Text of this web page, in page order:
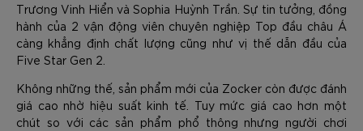
Trương Vinh Hiển và Sophia Huỳnh Trần. Sự tin tưởng, đồng
hành của 2 vận động viên chuyên nghiệp Top đầu châu Á
càng khẳng định chất lượng cũng như vị thế dẫn đầu của
Five Star Gen 2.
Không những thế, sản phẩm mới của Zocker còn được đánh
giá cao nhờ hiệu suất kinh tế. Tuy mức giá cao hơn một
chút so với các sản phẩm phổ thông nhưng người chơi